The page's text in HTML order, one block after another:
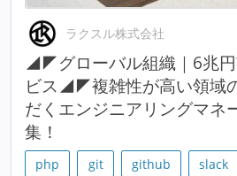
ラクスル株式会社
◢◤グローバル組織｜6兆
ビス◢◤複雑性が高い領域
だくエンジニアリングマネ
集！
php git github slack